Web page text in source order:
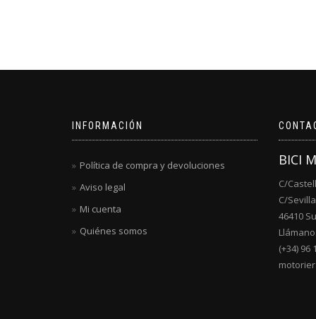
INFORMACIÓN
Política de compra y devoluciones
Aviso legal
Mi cuenta
Quiénes somos
BICI
C/
C/
46410
(+34) 96